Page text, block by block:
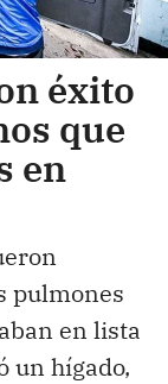
éxito
que
en
pulmones
en lista
un hígado,